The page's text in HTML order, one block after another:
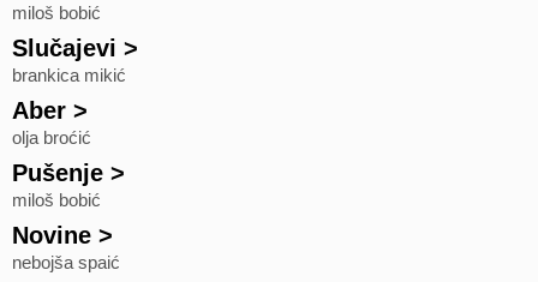
miloš bobić
Slučajevi >
brankica mikić
Aber >
olja broćić
Pušenje >
miloš bobić
Novine >
nebojša spaić